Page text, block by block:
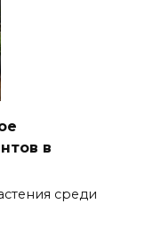
в
среди